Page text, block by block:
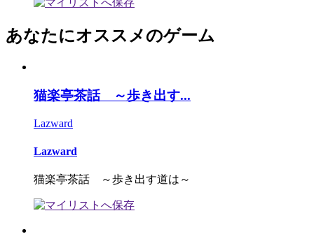
あなたにオススメのゲーム
猫楽亭茶話 ～歩き出す...
Lazward
Lazward
猫楽亭茶話 ～歩き出す道は～